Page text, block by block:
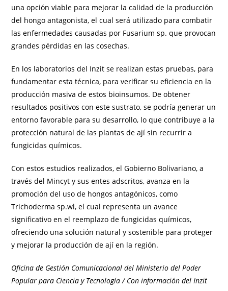
una opción viable para mejorar la calidad de la producción
del hongo antagonista, el cual será utilizado para combatir
las enfermedades causadas por Fusarium sp. que provocan
grandes pérdidas en las cosechas.
En los laboratorios del Inzit se realizan estas pruebas, para
fundamentar esta técnica, para verificar su eficiencia en la
producción masiva de estos bioinsumos. De obtener
resultados positivos con este sustrato, se podría generar un
entorno favorable para su desarrollo, lo que contribuye a la
protección natural de las plantas de ají sin recurrir a
fungicidas químicos.
Con estos estudios realizados, el Gobierno Bolivariano, a
través del Mincyt y sus entes adscritos, avanza en la
promoción del uso de hongos antagónicos, como
Trichoderma sp.wl, el cual representa un avance
significativo en el reemplazo de fungicidas químicos,
ofreciendo una solución natural y sostenible para proteger
y mejorar la producción de ají en la región.
Oficina de Gestión Comunicacional del Ministerio del Poder
Popular para Ciencia y Tecnología / Con información del Inzit